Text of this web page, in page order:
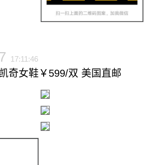
17:11:46
奇女鞋￥599/双 美国直邮